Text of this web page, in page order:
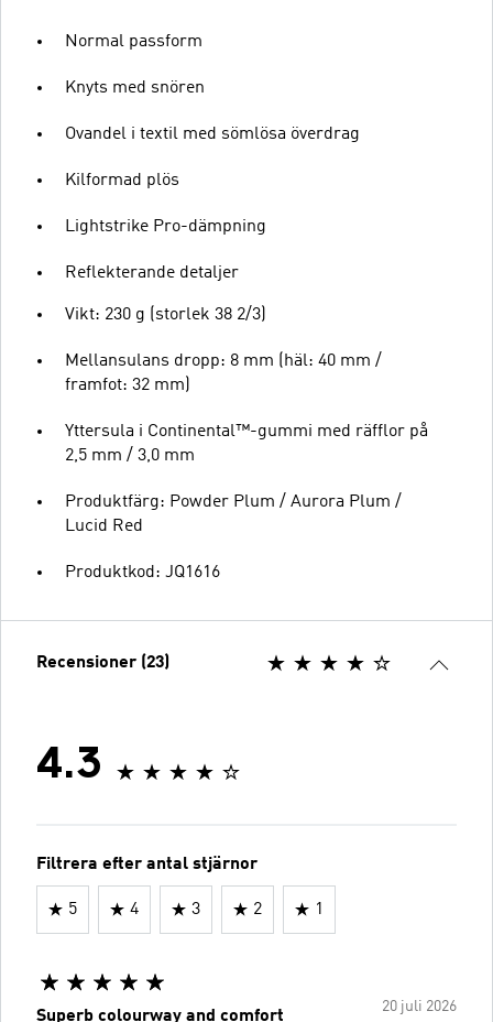
Normal passform
Knyts med snören
Ovandel i textil med sömlösa överdrag
Kilformad plös
Lightstrike Pro-dämpning
Reflekterande detaljer
Vikt: 230 g (storlek 38 2/3)
Mellansulans dropp: 8 mm (häl: 40 mm /
framfot: 32 mm)
Yttersula i Continental™-gummi med räfflor på
2,5 mm / 3,0 mm
Produktfärg: Powder Plum / Aurora Plum /
Lucid Red
Produktkod: JQ1616
Recensioner (23)
4.3
Filtrera efter antal stjärnor
5 4 3 2 1
20 juli 2026
Superb colourway and comfort